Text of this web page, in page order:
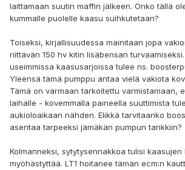
laittamaan suutin maffin jälkeen. Onko tällä
kummalle puolelle kaasu suihkutetaan?
Toiseksi, kirjallisuudessa mainitaan jopa
riittävän 150 hv kitin lisäbensan
useimmissa kaasusarjoissa tulee ns.
Yleensä tämä pumppu antaa vielä vakiota
Tämä on varmaan tarkoitettu varmistamaan,
laihalle - kovemmalla paineella suuttimista
aukioloaikaan nähden. Elikkä tarvitaanko
asentaa tarpeeksi jämäkän pumpun tankkiin?
Kolmanneksi, sytytysennakkoa tulisi kaasujen
myöhästyttää. LT1 hoitanee tämän ecm:n